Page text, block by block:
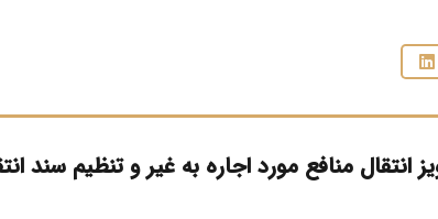
انتقال منافع مورد اجاره به غیر و تنظیم سند